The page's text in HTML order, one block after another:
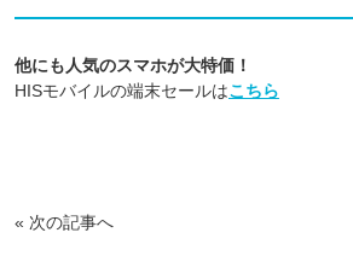
他にも人気のスマホが大特価！
HISモバイルの端末セールはこちら
« 次の記事へ